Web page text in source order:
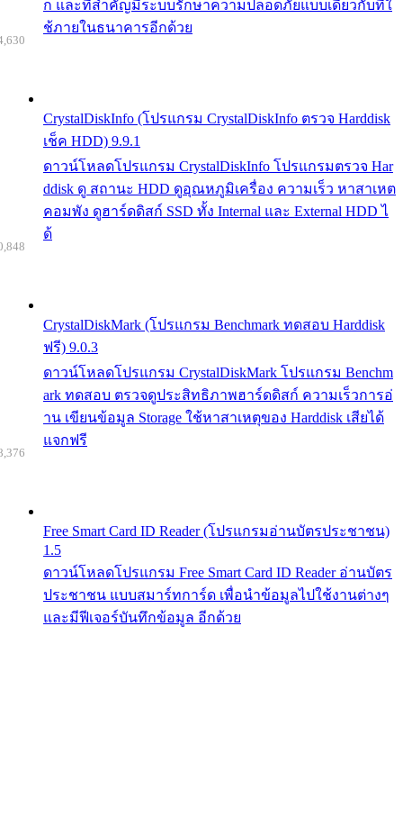
ก และที่สำคัญมีระบบรักษาความปลอดภัยแบบเดียวกับที่ใ
ช้ภายในธนาคารอีกด้วย
CrystalDiskInfo (โปรแกรม CrystalDiskInfo ตรวจ Harddisk
เช็ค HDD) 9.9.1
ดาวน์โหลดโปรแกรม CrystalDiskInfo โปรแกรมตรวจ Har
ddisk ดู สถานะ HDD ดูอุณหภูมิเครื่อง ความเร็ว หาสาเหต
คอมพัง ดูฮาร์ดดิสก์ SSD ทั้ง Internal และ External HDD ไ
ด้
CrystalDiskMark (โปรแกรม Benchmark ทดสอบ Harddisk
ฟรี) 9.0.3
ดาวน์โหลดโปรแกรม CrystalDiskMark โปรแกรม Benchm
ark ทดสอบ ตรวจดูประสิทธิภาพฮาร์ดดิสก์ ความเร็วการอ่
าน เขียนข้อมูล Storage ใช้หาสาเหตุของ Harddisk เสียได้
แจกฟรี
Free Smart Card ID Reader (โปรแกรมอ่านบัตรประชาชน)
1.5
ดาวน์โหลดโปรแกรม Free Smart Card ID Reader อ่านบัตร
ประชาชน แบบสมาร์ทการ์ด เพื่อนำข้อมูลไปใช้งานต่างๆ
และมีฟีเจอร์บันทึกข้อมูล อีกด้วย